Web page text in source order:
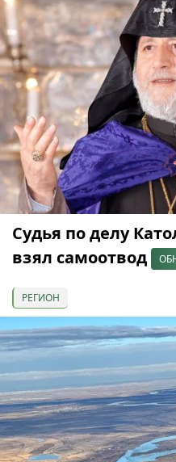
Судья по делу
взял самоотвод
РЕГИОН